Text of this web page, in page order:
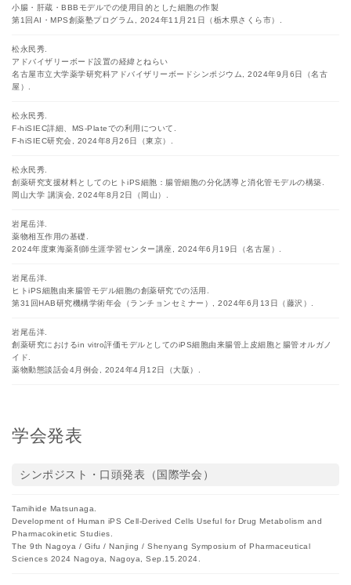
小腸・肝蔵・BBBモデルでの使用目的とした細胞の作製
第1回AI・MPS創薬塾プログラム, 2024年11月21日（栃木県さくら市）.
松永民秀.
アドバイザリーボード設置の経緯とねらい
名古屋市立大学薬学研究科アドバイザリーボードシンポジウム, 2024年9月6日（名古
屋）.
松永民秀.
F-hiSIEC詳細、MS-Plateでの利用について.
F-hiSIEC研究会, 2024年8月26日（東京）.
松永民秀.
創薬研究支援材料としてのヒトiPS細胞：腸管細胞の分化誘導と消化管モデルの構築.
岡山大学 講演会, 2024年8月2日（岡山）.
岩尾岳洋.
薬物相互作用の基礎.
2024年度東海薬剤師生涯学習センター講座, 2024年6月19日（名古屋）.
岩尾岳洋.
ヒトiPS細胞由来腸管モデル細胞の創薬研究での活用.
第31回HAB研究機構学術年会（ランチョンセミナー）, 2024年6月13日（藤沢）.
岩尾岳洋.
創薬研究におけるin vitro評価モデルとしてのiPS細胞由来腸管上皮細胞と腸管オルガノ
イド.
薬物動態談話会4月例会, 2024年4月12日（大阪）.
学会発表
シンポジスト・口頭発表（国際学会）
Tamihide Matsunaga.
Development of Human iPS Cell-Derived Cells Useful for Drug Metabolism and
Pharmacokinetic Studies.
The 9th Nagoya / Gifu / Nanjing / Shenyang Symposium of Pharmaceutical
Sciences 2024 Nagoya, Nagoya, Sep.15.2024.